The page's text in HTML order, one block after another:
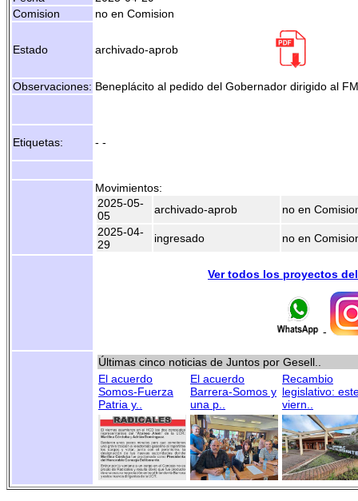
Comision
no en Comision
Estado archivado-aprob
Observaciones: Beneplácito al pedido del Gobernador dirigido al
Etiquetas: - -
Movimientos:
2025-05-
05
archivado-aprob
no en
2025-04-
29
ingresado no en
Ver todos los proyectos
-
Últimas cinco noticias de Juntos por Gesell..
El acuerdo
Somos-Fuerza
Patria y..
El acuerdo
Barrera-Somos y
una p..
Recambio
legislativo:
viern..